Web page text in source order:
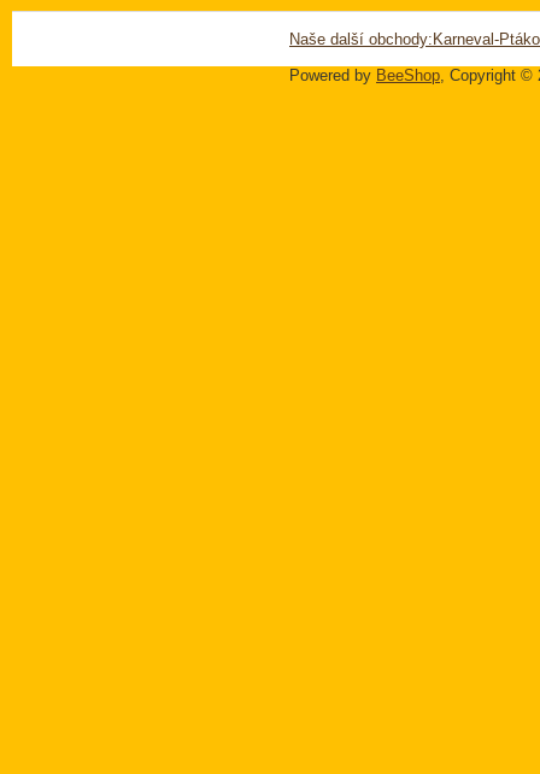
Naše další obchody: Karneval-
Powered by BeeShop, Copyright ©